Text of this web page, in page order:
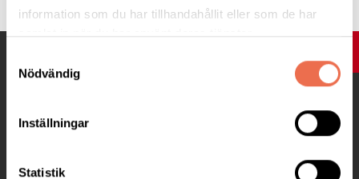
information som du har tillhandahållit eller som de har
samlat in när du har använt deras tjänster.
Nödvändig
Inställningar
Statistik